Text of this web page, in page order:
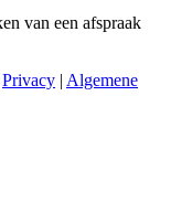
van een afspraak
Privacy | Algemene